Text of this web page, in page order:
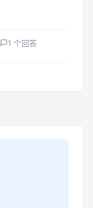
1 个回答